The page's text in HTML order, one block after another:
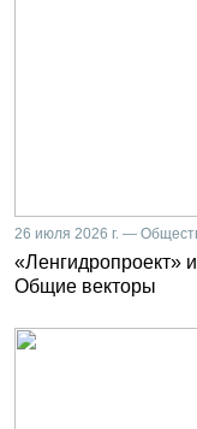
26 июля 2026 г. —
«Ленгидропроект»
Общие векторы